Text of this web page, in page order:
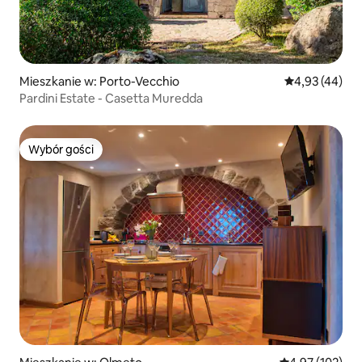
Mieszkanie w: Porto-Vecchio Średnia
4,93 (44)
Pardini Estate - Casetta Muredda
Wybór gości
Wybór gości